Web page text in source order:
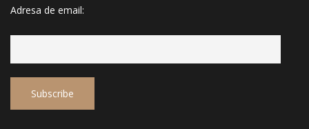
Adresa de email: